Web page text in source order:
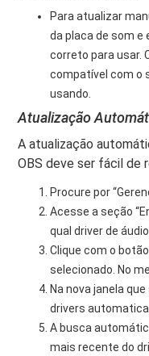
Para atualizar
da placa de som e
correto para usar.
compatível com o
usando.
Atualização
A atualização
OBS deve ser fácil de
Procure por
Acesse a seção
qual driver de
Clique com o
selecionado. No
Na nova janela
drivers
A busca
mais recente do